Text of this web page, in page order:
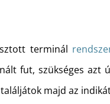
terminál
fut, szükséges azt
majd az